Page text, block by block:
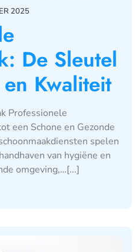
2025
De Sleutel
Kwaliteit
Professionele
een Schone en Gezonde
spelen
van hygiëne en
omgeving,…[...]